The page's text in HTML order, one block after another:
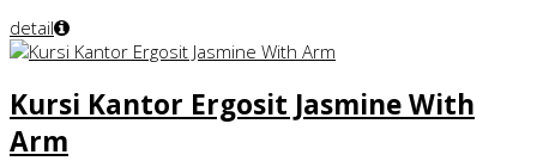
detail
Kursi Kantor Ergosit Jasmine With
Arm